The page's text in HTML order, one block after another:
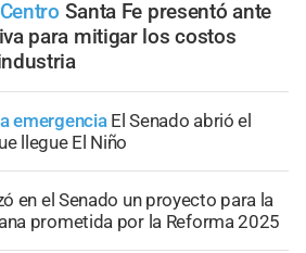
Santa Fe presentó ante
para mitigar los costos
emergencia El Senado abrió el
llegue El Niño
en el Senado un proyecto para la
prometida por la Reforma 2025